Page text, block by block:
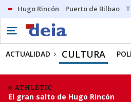
Hugo Rincón Puerto de Bilbao
ACTUALIDAD CULTURA
ATHLETIC
El gran salto de Hugo Rincón